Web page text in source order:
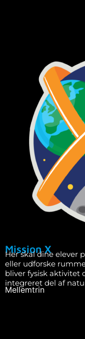
Mission X
Her skal dine elever
eller udforske
bliver fysisk aktivitet
integreret del af
Mellemtrin